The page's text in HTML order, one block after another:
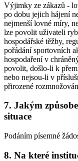
Výjimky ze zákazů -
po dobu jejich hájení
nejmenší lovné míry,
lze povolit uživateli
hospodářské těžby,
pořádání sportovních
hospodaření v
povolit, došlo-li k
nebo nejsou-li v
přirozené
7. Jakým
situace
Podáním písemné
8. Na které